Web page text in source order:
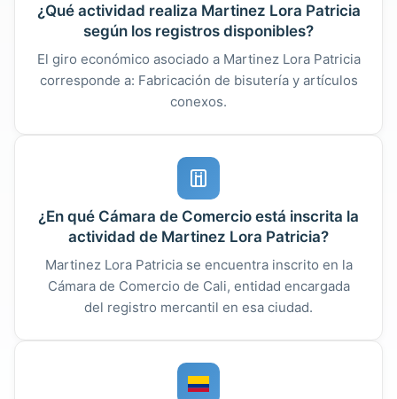
¿Qué actividad realiza Martinez Lora Patricia
según los registros disponibles?
El giro económico asociado a Martinez Lora Patricia
corresponde a: Fabricación de bisutería y artículos
conexos.
¿En qué Cámara de Comercio está inscrita la
actividad de Martinez Lora Patricia?
Martinez Lora Patricia se encuentra inscrito en la
Cámara de Comercio de Cali, entidad encargada
del registro mercantil en esa ciudad.